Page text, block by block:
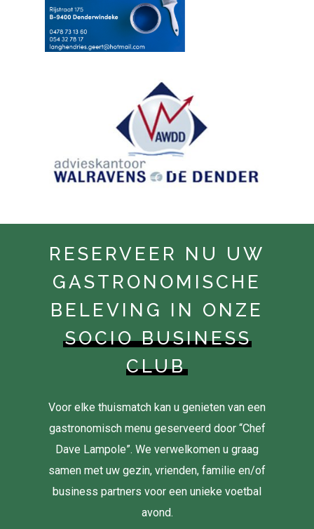
RESERVEER NU UW
GASTRONOMISCHE
BELEVING IN ONZE
SOCIO BUSINESS
CLUB
Voor elke thuismatch kan u genieten van een
gastronomisch menu geserveerd door “Chef
Dave Lampole”. We verwelkomen u graag
samen met uw gezin, vrienden, familie en/of
business partners voor een unieke voetbal
avond.